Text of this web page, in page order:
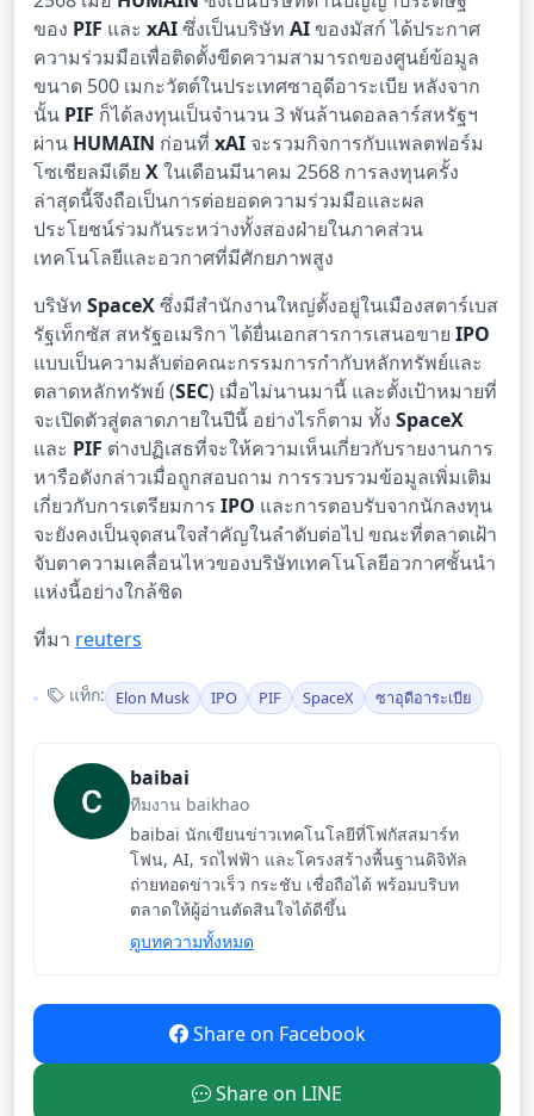
ของ PIF และ xAIซึ่งเป็นบริษัท AIของมัสก์ ได้ประกาศ
ความร่วมมือเพื่อติดตั้งขีดความสามารถของศูนย์ข้อมูล
ขนาด 500 เมกะวัตต์ในประเทศซาอุดีอาระเบีย หลังจาก
นั้น PIF ก็ได้ลงทุนเป็นจำนวน 3 พันล้านดอลลาร์สหรัฐฯ
ผ่าน HUMAIN ก่อนที่ xAI จะรวมกิจการกับแพลตฟอร์ม
โซเชียลมีเดีย Xในเดือนมีนาคม 2568 การลงทุนครั้ง
ล่าสุดนี้จึงถือเป็นการต่อยอดความร่วมมือและผล
ประโยชน์ร่วมกันระหว่างทั้งสองฝ่ายในภาคส่วน
เทคโนโลยีและอวกาศที่มีศักยภาพสูง
บริษัท SpaceXซึ่งมีสำนักงานใหญ่ตั้งอยู่ในเมืองสตาร์เบส
รัฐเท็กซัส สหรัฐอเมริกา ได้ยื่นเอกสารการเสนอขาย IPO
แบบเป็นความลับต่อคณะกรรมการกำกับหลักทรัพย์และ
ตลาดหลักทรัพย์ (SEC) เมื่อไม่นานมานี้ และตั้งเป้าหมายที่
จะเปิดตัวสู่ตลาดภายในปีนี้ อย่างไรก็ตาม ทั้ง SpaceX
และ PIF ต่างปฏิเสธที่จะให้ความเห็นเกี่ยวกับรายงานการ
หารือดังกล่าวเมื่อถูกสอบถาม การรวบรวมข้อมูลเพิ่มเติม
เกี่ยวกับการเตรียมการ IPO และการตอบรับจากนักลงทุน
จะยังคงเป็นจุดสนใจสำคัญในลำดับต่อไป ขณะที่ตลาดเฝ้า
จับตาความเคลื่อนไหวของบริษัทเทคโนโลยีอวกาศชั้นนำ
แห่งนี้อย่างใกล้ชิด
ที่มา reuters
แท็ก: Elon Musk IPO PIF SpaceX ซาอุดีอาระเบีย
baibai
ทีมงาน baikhao
baibai นักเขียนข่าวเทคโนโลยีที่โฟกัสสมาร์ท
โฟน, AI, รถไฟฟ้า และโครงสร้างพื้นฐานดิจิทัล
ถ่ายทอดข่าวเร็ว กระชับ เชื่อถือได้ พร้อมบริบท
ตลาดให้ผู้อ่านตัดสินใจได้ดีขึ้น
ดูบทความทั้งหมด
Share on Facebook
Share on LINE